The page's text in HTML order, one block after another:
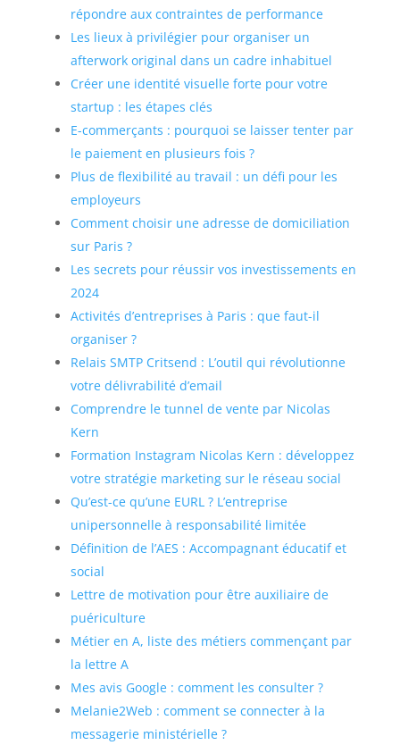
répondre aux contraintes de performance
Les lieux à privilégier pour organiser un
afterwork original dans un cadre inhabituel
Créer une identité visuelle forte pour votre
startup : les étapes clés
E-commerçants : pourquoi se laisser tenter par
le paiement en plusieurs fois ?
Plus de flexibilité au travail : un défi pour les
employeurs
Comment choisir une adresse de domiciliation
sur Paris ?
Les secrets pour réussir vos investissements en
2024
Activités d’entreprises à Paris : que faut-il
organiser ?
Relais SMTP Critsend : L’outil qui révolutionne
votre délivrabilité d’email
Comprendre le tunnel de vente par Nicolas
Kern
Formation Instagram Nicolas Kern : développez
votre stratégie marketing sur le réseau social
Qu’est-ce qu’une EURL ? L’entreprise
unipersonnelle à responsabilité limitée
Définition de l’AES : Accompagnant éducatif et
social
Lettre de motivation pour être auxiliaire de
puériculture
Métier en A, liste des métiers commençant par
la lettre A
Mes avis Google : comment les consulter ?
Melanie2Web : comment se connecter à la
messagerie ministérielle ?